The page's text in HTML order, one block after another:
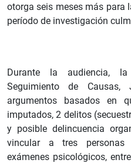
otorga seis meses más para
período de investigación
Durante la audiencia,
Seguimiento de
argumentos basados en
imputados, 2 delitos
y posible delincuencia
vincular a tres personas
exámenes psicológicos,